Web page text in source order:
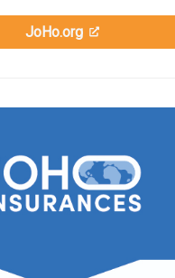
JoHo.org